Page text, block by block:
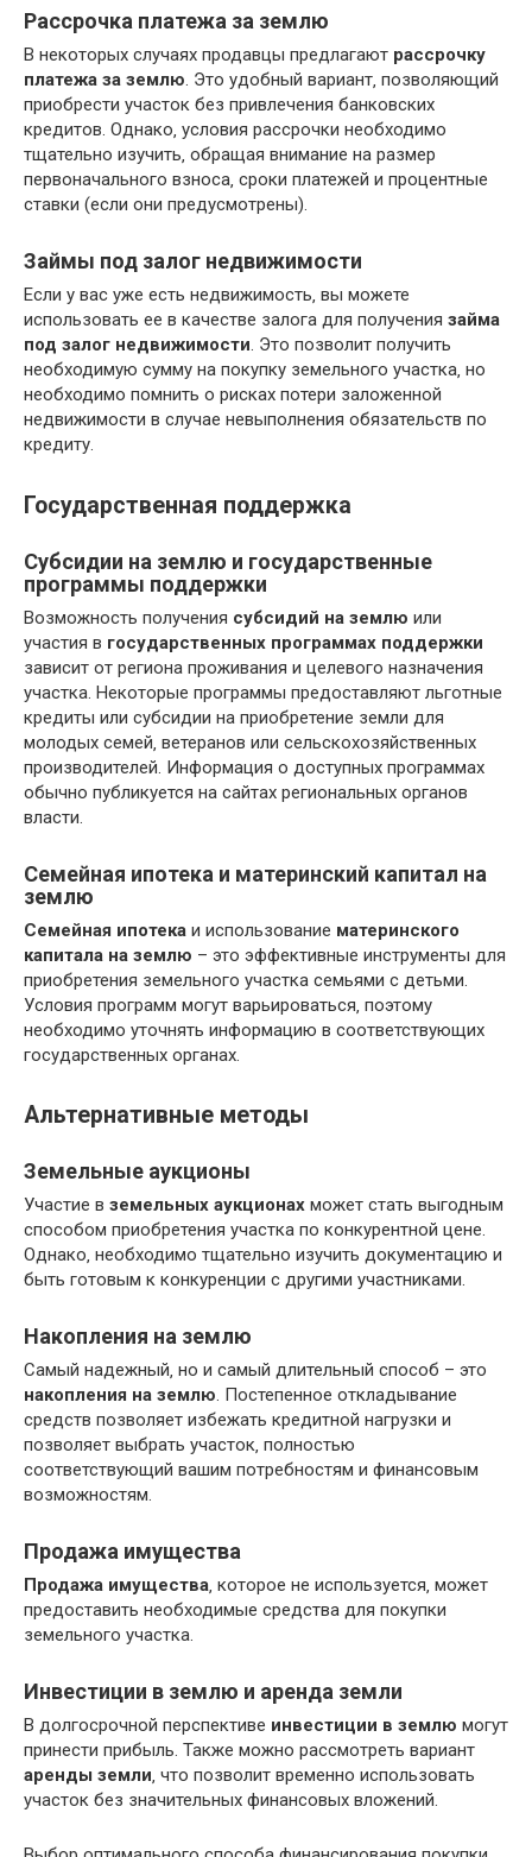
Рассрочка платежа за землю
В некоторых случаях продавцы предлагают рассрочку
платежа за землю. Это удобный вариант‚ позволяющий
приобрести участок без привлечения банковских
кредитов. Однако‚ условия рассрочки необходимо
тщательно изучить‚ обращая внимание на размер
первоначального взноса‚ сроки платежей и процентные
ставки (если они предусмотрены).
Займы под залог недвижимости
Если у вас уже есть недвижимость‚ вы можете
использовать ее в качестве залога для получения займа
под залог недвижимости. Это позволит получить
необходимую сумму на покупку земельного участка‚ но
необходимо помнить о рисках потери заложенной
недвижимости в случае невыполнения обязательств по
кредиту.
Государственная поддержка
Субсидии на землю и государственные
программы поддержки
Возможность получения субсидий на землю или
участия в государственных программах поддержки
зависит от региона проживания и целевого назначения
участка. Некоторые программы предоставляют льготные
кредиты или субсидии на приобретение земли для
молодых семей‚ ветеранов или сельскохозяйственных
производителей. Информация о доступных программах
обычно публикуется на сайтах региональных органов
власти.
Семейная ипотека и материнский капитал на
землю
Семейная ипотека и использование материнского
капитала на землю – это эффективные инструменты для
приобретения земельного участка семьями с детьми.
Условия программ могут варьироваться‚ поэтому
необходимо уточнять информацию в соответствующих
государственных органах.
Альтернативные методы
Земельные аукционы
Участие в земельных аукционах может стать выгодным
способом приобретения участка по конкурентной цене.
Однако‚ необходимо тщательно изучить документацию и
быть готовым к конкуренции с другими участниками.
Накопления на землю
Самый надежный‚ но и самый длительный способ – это
накопления на землю. Постепенное откладывание
средств позволяет избежать кредитной нагрузки и
позволяет выбрать участок‚ полностью
соответствующий вашим потребностям и финансовым
возможностям.
Продажа имущества
Продажа имущества‚ которое не используется‚ может
предоставить необходимые средства для покупки
земельного участка.
Инвестиции в землю и аренда земли
В долгосрочной перспективе инвестиции в землю могут
принести прибыль. Также можно рассмотреть вариант
аренды земли‚ что позволит временно использовать
участок без значительных финансовых вложений.